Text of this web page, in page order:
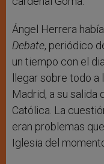
Ángel Herrera
Debate, periódico
un tiempo con el
llegar sobre todo
Madrid, a su salida
Católica. La
eran problemas
Iglesia del